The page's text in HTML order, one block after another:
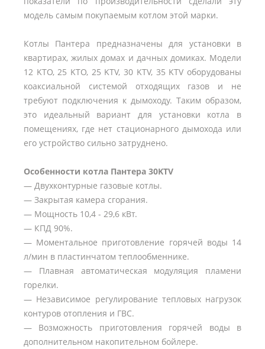
модель самым покупаемым котлом этой марки.
Котлы Пантера предназначены для установки в
квартирах, жилых домах и дачных домиках. Модели
12 KTO, 25 KTO, 25 KTV, 30 KTV, 35 KTV оборудованы
коаксиальной системой отходящих газов и не
требуют подключения к дымоходу. Таким образом,
это идеальный вариант для установки котла в
помещениях, где нет стационарного дымохода или
его устройство сильно затруднено.
Особенности котла Пантера 30KTV
— Двухконтурные газовые котлы.
— Закрытая камера сгорания.
— Мощность 10,4 - 29,6 кВт.
— КПД 90%.
— Моментальное приготовление горячей воды 14
л/мин в пластинчатом теплообменнике.
— Плавная автоматическая модуляция пламени
горелки.
— Независимое регулирование тепловых нагрузок
контуров отопления и ГВС.
— Возможность приготовления горячей воды в
дополнительном накопительном бойлере.